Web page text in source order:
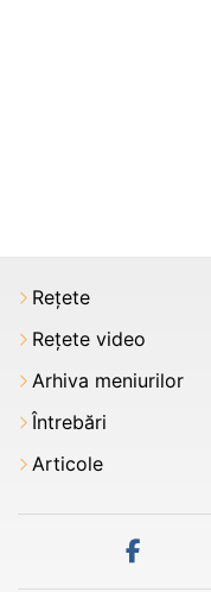
Rețete
Rețete video
Arhiva meniurilor
Întrebări
Articole